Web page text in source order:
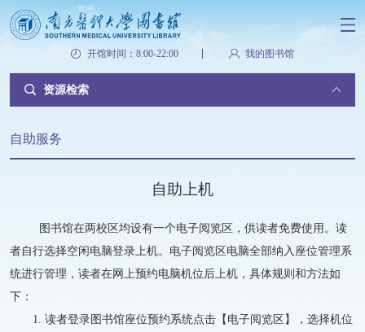
开馆时间：8:00-22:00 我的图书馆
资源检索
自助服务
自助上机
图书馆在两校区均设有一个电子阅览区，供读者免费使用。读
者自行选择空闲电脑登录上机。电子阅览区电脑全部纳入座位管理系
统进行管理，读者在网上预约电脑机位后上机，具体规则和方法如
下：
1. 读者登录图书馆座位预约系统点击【电子阅览区】，选择机位